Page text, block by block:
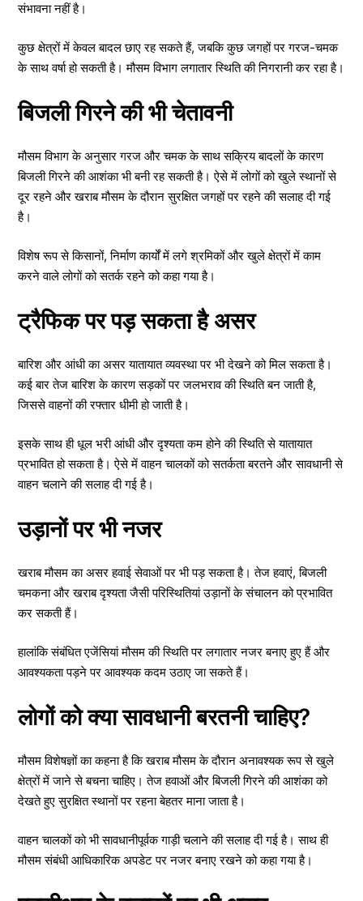
संभावना नहीं है।
कुछ क्षेत्रों में केवल बादल छाए रह सकते हैं, जबकि कुछ जगहों पर गरज-चमक
के साथ वर्षा हो सकती है। मौसम विभाग लगातार स्थिति की निगरानी कर रहा है।
बिजली गिरने की भी चेतावनी
मौसम विभाग के अनुसार गरज और चमक के साथ सक्रिय बादलों के कारण
बिजली गिरने की आशंका भी बनी रह सकती है। ऐसे में लोगों को खुले स्थानों से
दूर रहने और खराब मौसम के दौरान सुरक्षित जगहों पर रहने की सलाह दी गई
है।
विशेष रूप से किसानों, निर्माण कार्यों में लगे श्रमिकों और खुले क्षेत्रों में काम
करने वाले लोगों को सतर्क रहने को कहा गया है।
ट्रैफिक पर पड़ सकता है असर
बारिश और आंधी का असर यातायात व्यवस्था पर भी देखने को मिल सकता है।
कई बार तेज बारिश के कारण सड़कों पर जलभराव की स्थिति बन जाती है,
जिससे वाहनों की रफ्तार धीमी हो जाती है।
इसके साथ ही धूल भरी आंधी और दृश्यता कम होने की स्थिति से यातायात
प्रभावित हो सकता है। ऐसे में वाहन चालकों को सतर्कता बरतने और सावधानी से
वाहन चलाने की सलाह दी गई है।
उड़ानों पर भी नजर
खराब मौसम का असर हवाई सेवाओं पर भी पड़ सकता है। तेज हवाएं, बिजली
चमकना और खराब दृश्यता जैसी परिस्थितियां उड़ानों के संचालन को प्रभावित
कर सकती हैं।
हालांकि संबंधित एजेंसियां मौसम की स्थिति पर लगातार नजर बनाए हुए हैं और
आवश्यकता पड़ने पर आवश्यक कदम उठाए जा सकते हैं।
लोगों को क्या सावधानी बरतनी चाहिए?
मौसम विशेषज्ञों का कहना है कि खराब मौसम के दौरान अनावश्यक रूप से खुले
क्षेत्रों में जाने से बचना चाहिए। तेज हवाओं और बिजली गिरने की आशंका को
देखते हुए सुरक्षित स्थानों पर रहना बेहतर माना जाता है।
वाहन चालकों को भी सावधानीपूर्वक गाड़ी चलाने की सलाह दी गई है। साथ ही
मौसम संबंधी आधिकारिक अपडेट पर नजर बनाए रखने को कहा गया है।